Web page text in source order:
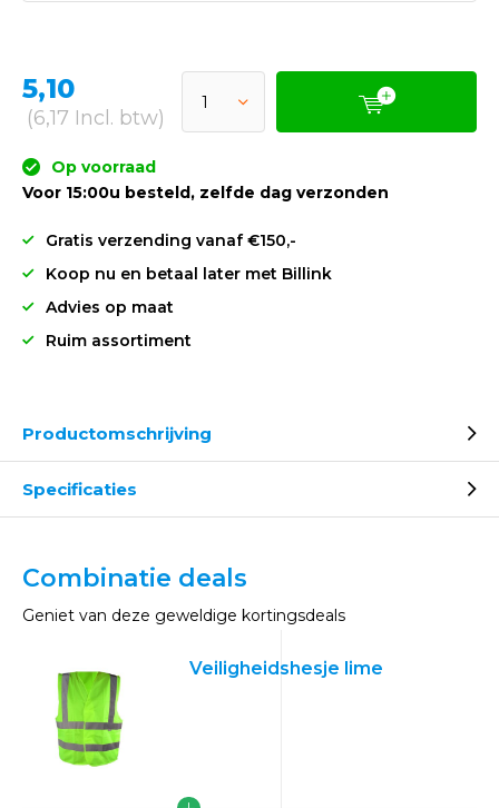
5,10
(6,17 Incl. btw)
Op voorraad
Voor 15:00u besteld, zelfde dag verzonden
Gratis verzending vanaf €150,-
Koop nu en betaal later met Billink
Advies op maat
Ruim assortiment
Productomschrijving
Specificaties
Combinatie deals
Geniet van deze geweldige kortingsdeals
Veiligheidshesje lime